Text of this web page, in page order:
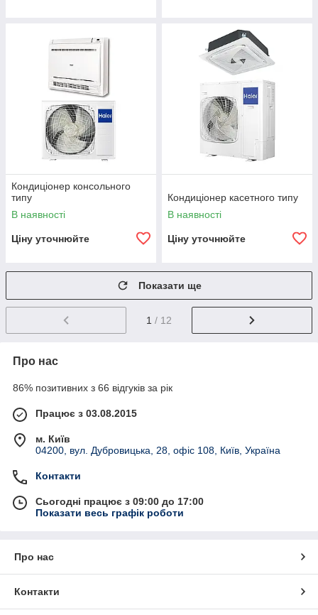
Кондиціонер консольного
типу
В наявності
Ціну уточнюйте
Кондиціонер касетного типу
В наявності
Ціну уточнюйте
Показати ще
1 / 12
Про нас
86% позитивних з 66 відгуків за рік
Працює з 03.08.2015
м. Київ
04200, вул. Дубровицька, 28, офіс 108, Київ, Україна
Контакти
Сьогодні працює з 09:00 до 17:00
Показати весь графік роботи
Про нас
Контакти